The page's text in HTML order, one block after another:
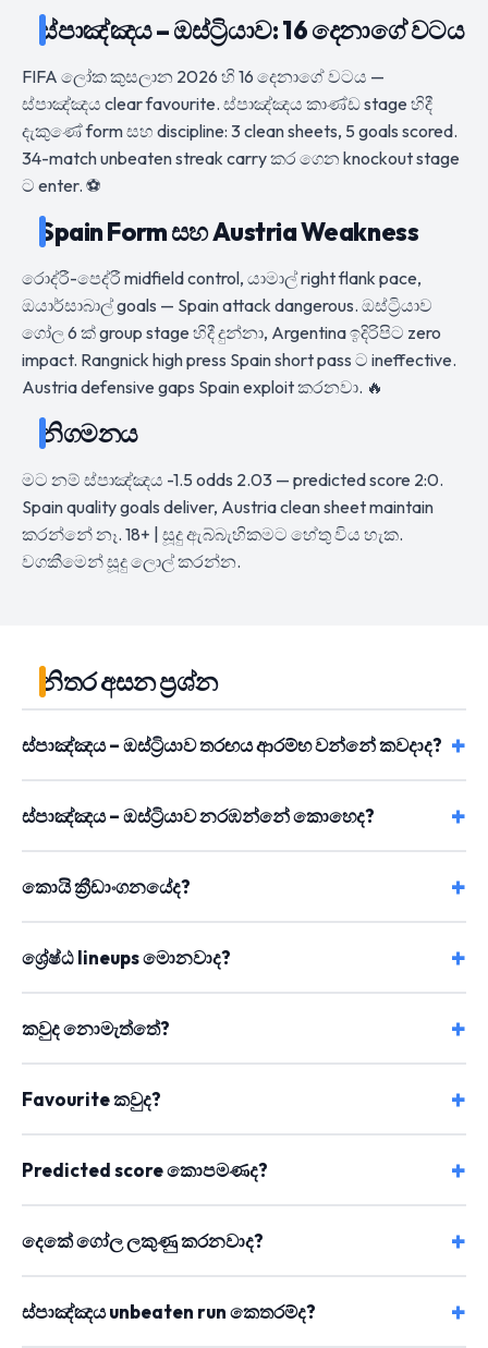
ස්පාඤ්ඤය – ඔස්ට්‍රියාව: 16 දෙනාගේ වටය
FIFA ලෝක කුසලාන 2026 හි 16 දෙනාගේ වටය —
ස්පාඤ්ඤය clear favourite. ස්පාඤ්ඤය කාණ්ඩ stage හිදී
දැකුණේ form සහ discipline: 3 clean sheets, 5 goals scored.
34-match unbeaten streak carry කර ගෙන knockout stage
ට enter. ⚽
Spain Form සහ Austria Weakness
රොද්රී-පෙද්රී midfield control, යාමාල් right flank pace,
ඔයාර්සාබාල් goals — Spain attack dangerous. ඔස්ට්‍රියාව
ගෝල 6 ක් group stage හිදී දුන්නා, Argentina ඉදිරිපිට zero
impact. Rangnick high press Spain short pass ට ineffective.
Austria defensive gaps Spain exploit කරනවා. 🔥
නිගමනය
මට නම් ස්පාඤ්ඤය -1.5 odds 2.03 — predicted score 2:0.
Spain quality goals deliver, Austria clean sheet maintain
කරන්නේ නෑ. 18+ | සූදු ඇබ්බැහිකමට හේතු විය හැක.
වගකීමෙන් සූදු ලොල් කරන්න.
නිතර අසන ප්‍රශ්න
ස්පාඤ්ඤය – ඔස්ට්‍රියාව තරඟය ආරම්භ වන්නේ කවදාද?
ස්පාඤ්ඤය – ඔස්ට්‍රියාව නරඹන්නේ කොහෙද?
කොයි ක්‍රීඩාංගනයේද?
ශ්‍රේෂ්ඨ lineups මොනවාද?
කවුද නොමැත්තේ?
Favourite කවුද?
Predicted score කොපමණද?
දෙකේ ගෝල ලකුණු කරනවාද?
ස්පාඤ්ඤය unbeaten run කෙතරම්ද?